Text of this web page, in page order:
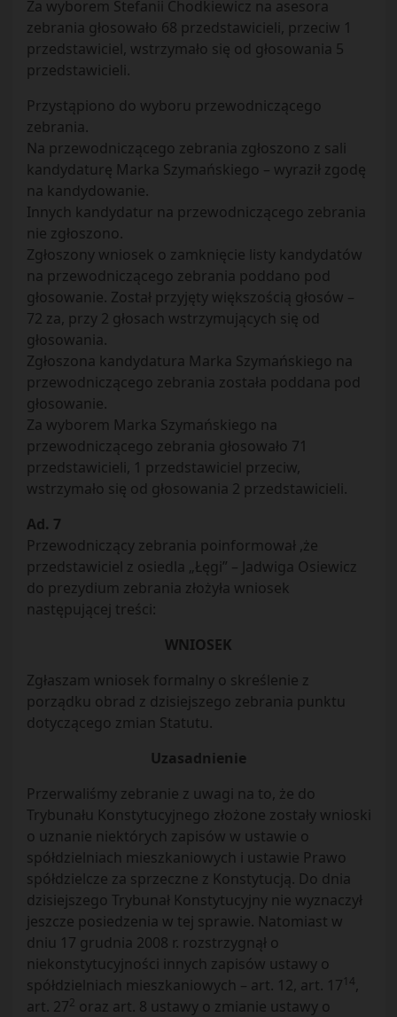
Za wyborem Stefanii Chodkiewicz na asesora
zebrania głosowało 68 przedstawicieli, przeciw 1
przedstawiciel, wstrzymało się od głosowania 5
przedstawicieli.
Przystąpiono do wyboru przewodniczącego
zebrania.
Na przewodniczącego zebrania zgłoszono z sali
kandydaturę Marka Szymańskiego – wyraził zgodę
na kandydowanie.
Innych kandydatur na przewodniczącego zebrania
nie zgłoszono.
Zgłoszony wniosek o zamknięcie listy kandydatów
na przewodniczącego zebrania poddano pod
głosowanie. Został przyjęty większością głosów –
72 za, przy 2 głosach wstrzymujących się od
głosowania.
Zgłoszona kandydatura Marka Szymańskiego na
przewodniczącego zebrania została poddana pod
głosowanie.
Za wyborem Marka Szymańskiego na
przewodniczącego zebrania głosowało 71
przedstawicieli, 1 przedstawiciel przeciw,
wstrzymało się od głosowania 2 przedstawicieli.
Ad. 7
Przewodniczący zebrania poinformował ,że
przedstawiciel z osiedla „Łęgi” – Jadwiga Osiewicz
do prezydium zebrania złożyła wniosek
następującej treści:
WNIOSEK
Zgłaszam wniosek formalny o skreślenie z
porządku obrad z dzisiejszego zebrania punktu
dotyczącego zmian Statutu.
Uzasadnienie
Przerwaliśmy zebranie z uwagi na to, że do
Trybunału Konstytucyjnego złożone zostały wnioski
o uznanie niektórych zapisów w ustawie o
spółdzielniach mieszkaniowych i ustawie Prawo
spółdzielcze za sprzeczne z Konstytucją. Do dnia
dzisiejszego Trybunał Konstytucyjny nie wyznaczył
jeszcze posiedzenia w tej sprawie. Natomiast w
dniu 17 grudnia 2008 r. rozstrzygnął o
niekonstytucyjności innych zapisów ustawy o
spółdzielniach mieszkaniowych – art. 12, art. 17 14,
art. 272 oraz art. 8 ustawy o zmianie ustawy o